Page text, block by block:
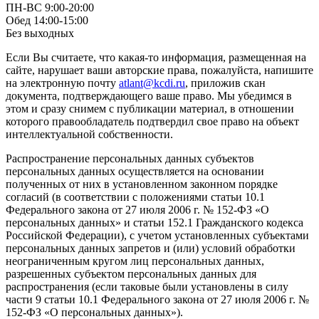
ПН-ВС 9:00-20:00
Обед 14:00-15:00
Без выходных
Если Вы считаете, что какая-то информация, размещенная на
сайте, нарушает ваши авторские права, пожалуйста, напишите
на электронную почту atlant@kcdi.ru, приложив скан
документа, подтверждающего ваше право. Мы убедимся в
этом и сразу снимем с публикации материал, в отношении
которого правообладатель подтвердил свое право на объект
интеллектуальной собственности.
Распространение персональных данных субъектов
персональных данных осуществляется на основании
полученных от них в установленном законном порядке
согласий (в соответствии с положениями статьи 10.1
Федерального закона от 27 июля 2006 г. № 152-ФЗ «О
персональных данных» и статьи 152.1 Гражданского кодекса
Российской Федерации), с учетом установленных субъектами
персональных данных запретов и (или) условий обработки
неограниченным кругом лиц персональных данных,
разрешенных субъектом персональных данных для
распространения (если таковые были установлены в силу
части 9 статьи 10.1 Федерального закона от 27 июля 2006 г. №
152-ФЗ «О персональных данных»).